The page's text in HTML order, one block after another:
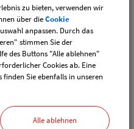
zu bieten, verwenden wir
über dieCookie
anpassen. Durch das
stimmen Sie der
des Buttons "Alle ablehnen"
Cookies ab. Eine
Sie ebenfalls in unseren
Alle ablehnen